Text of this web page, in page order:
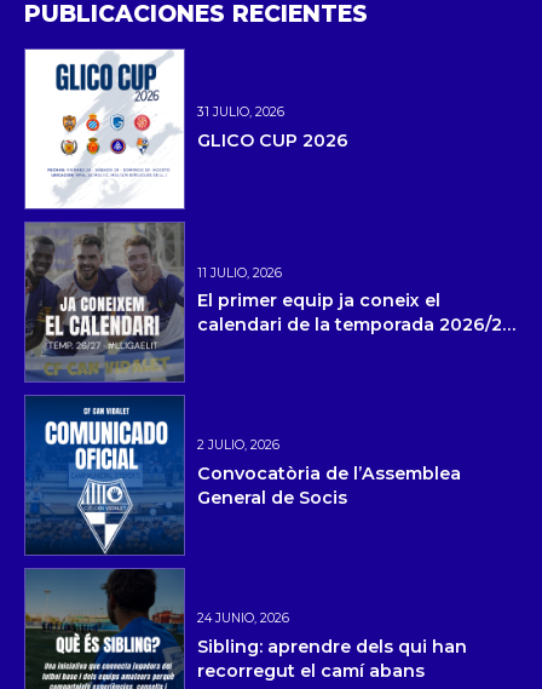
PUBLICACIONES RECIENTES
31 JULIO, 2026
GLICO CUP 2026
11 JULIO, 2026
El primer equip ja coneix el
calendari de la temporada 2026/27
2 JULIO, 2026
Convocatòria de l’Assemblea
General de Socis
24 JUNIO, 2026
Sibling: aprendre dels qui han
recorregut el camí abans